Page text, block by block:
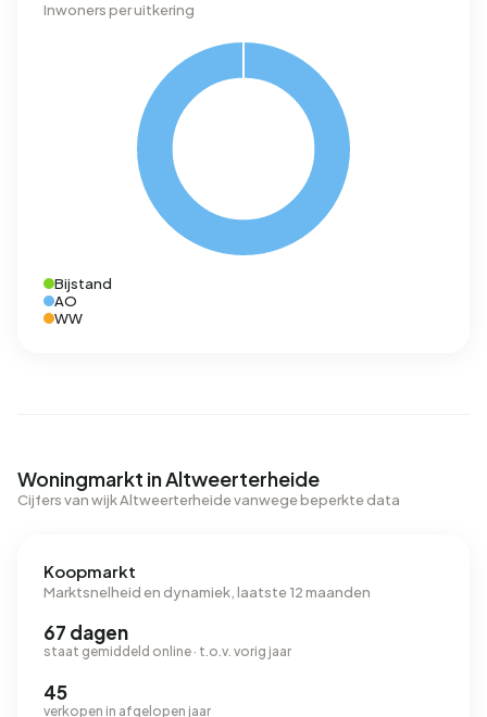
Inwoners per uitkering
Bijstand
AO
WW
Woningmarkt in Altweerterheide
Cijfers van wijk Altweerterheide vanwege beperkte data
Koopmarkt
Marktsnelheid en dynamiek, laatste 12 maanden
67 dagen
staat gemiddeld online · t.o.v. vorig jaar
45
verkopen in afgelopen jaar